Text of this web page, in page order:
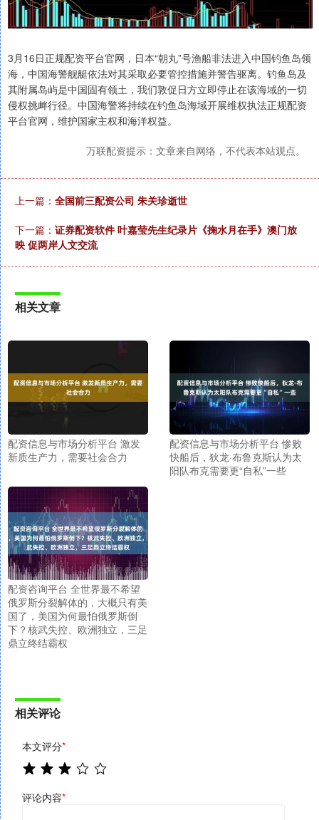
3月16日正规配资平台官网，日本“朝丸”号渔船非法进入中国钓鱼岛领
海，中国海警舰艇依法对其采取必要管控措施并警告驱离。钓鱼岛及
其附属岛屿是中国固有领土，我们敦促日方立即停止在该海域的一切
侵权挑衅行径。中国海警将持续在钓鱼岛海域开展维权执法正规配资
平台官网，维护国家主权和海洋权益。
万联配资提示：文章来自网络，不代表本站观点。
上一篇： 全国前三配资公司 朱关珍逝世
下一篇： 证券配资软件 叶嘉莹先生纪录片《掬水月在手》澳门放
映 促两岸人文交流
相关文章
配资信息与市场分析平台 激发
新质生产力，需要社会合力
配资信息与市场分析平台 惨败
快船后，狄龙·布鲁克斯认为太
阳队布克需要更“自私”一些
配资咨询平台 全世界最不希望
俄罗斯分裂解体的，大概只有美
国了，美国为何最怕俄罗斯倒
下？核武失控、欧洲独立，三足
鼎立终结霸权
相关评论
本文评分*
评论内容*